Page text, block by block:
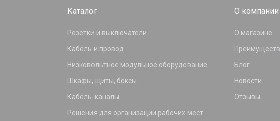
Каталог
Розетки и выключатели
Кабель и провод
Низковольтное модульное оборудование
Шкафы, щиты, боксы
Кабель-каналы
Решения для организации рабочих мест
О компании
О магазине
Блог
Новости
Отзывы